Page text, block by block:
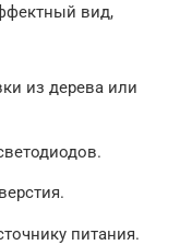
вид,
из дерева или
питания.